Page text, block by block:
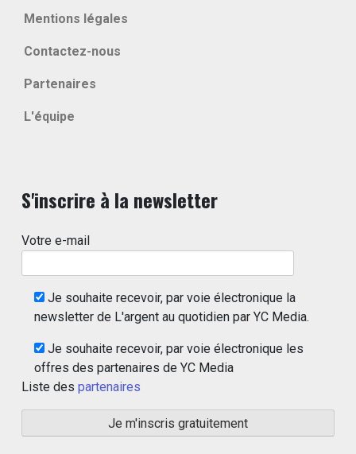
Mentions légales
Contactez-nous
Partenaires
L'équipe
S'inscrire à la newsletter
Votre e-mail
Je souhaite recevoir, par voie électronique la
newsletter de L'argent au quotidien par YC Media.
Je souhaite recevoir, par voie électronique les
offres des partenaires de YC Media
Liste des partenaires